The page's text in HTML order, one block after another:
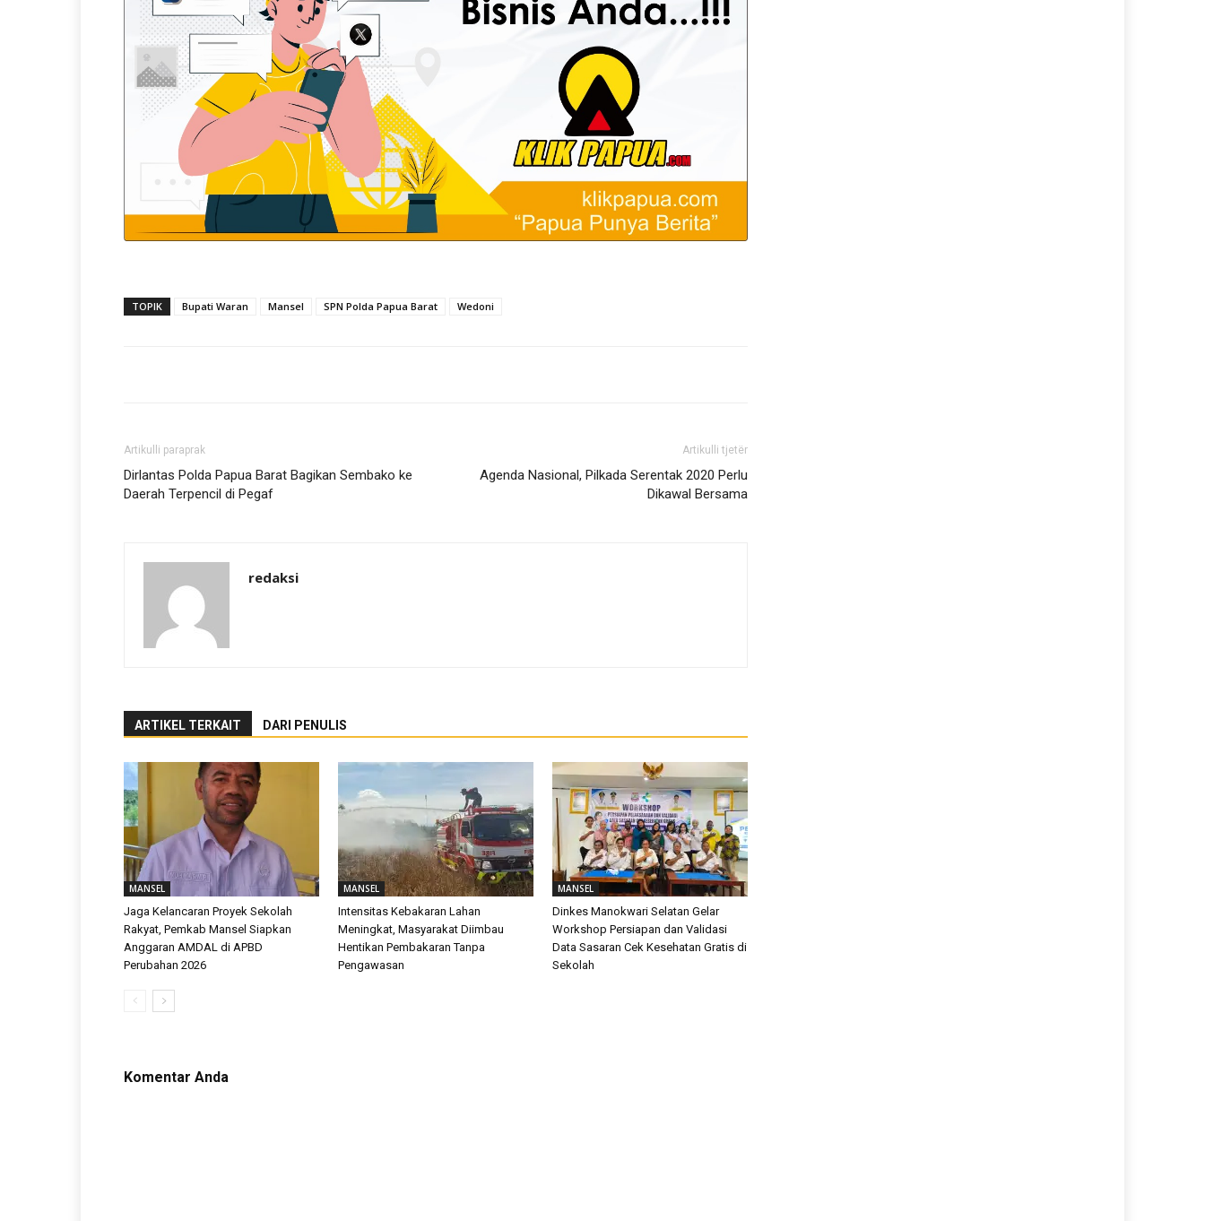
TOPIK Bupati Waran Mansel SPN Polda Papua Barat Wedoni
Artikulli paraprak
Dirlantas Polda Papua Barat Bagikan Sembako ke
Daerah Terpencil di Pegaf
Artikulli tjetër
Agenda Nasional, Pilkada Serentak 2020 Perlu
Dikawal Bersama
redaksi
ARTIKEL TERKAIT DARI PENULIS
MANSEL
Jaga Kelancaran Proyek Sekolah
Rakyat, Pemkab Mansel Siapkan
Anggaran AMDAL di APBD
Perubahan 2026
MANSEL
Intensitas Kebakaran Lahan
Meningkat, Masyarakat Diimbau
Hentikan Pembakaran Tanpa
Pengawasan
MANSEL
Dinkes Manokwari Selatan Gelar
Workshop Persiapan dan Validasi
Data Sasaran Cek Kesehatan Gratis di
Sekolah
Komentar Anda